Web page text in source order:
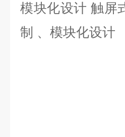
模块化设计 触
制 、模块化设计